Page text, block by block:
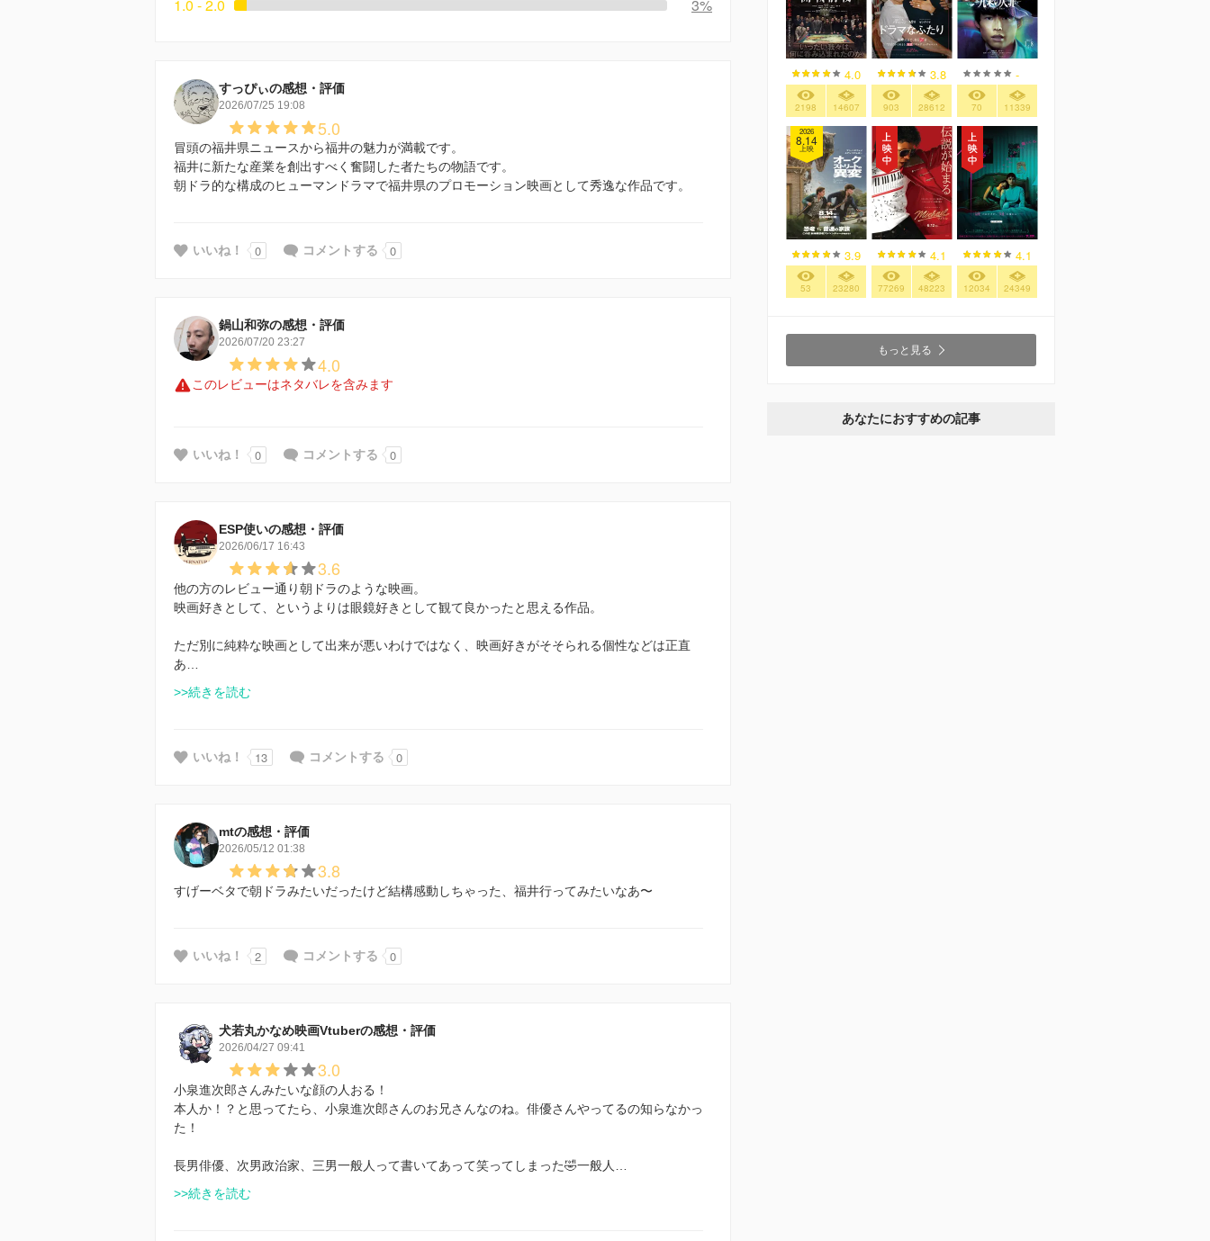
1.0 - 2.0
3%
すっぴぃの感想・評価
2026/07/25 19:08
5.0
冒頭の福井県ニュースから福井の魅力が満載です。
福井に新たな産業を創出すべく奮闘した者たちの物語です。
朝ドラ的な構成のヒューマンドラマで福井県のプロモーション映画として秀逸な作品です。
いいね！ 0 コメントする 0
鍋山和弥の感想・評価
2026/07/20 23:27
4.0
このレビューはネタバレを含みます
いいね！ 0 コメントする 0
ESP使いの感想・評価
2026/06/17 16:43
3.6
他の方のレビュー通り朝ドラのような映画。
映画好きとして、というよりは眼鏡好きとして観て良かったと思える作品。
ただ別に純粋な映画として出来が悪いわけではなく、映画好きがそそられる個性などは正直
あ…
>>続きを読む
いいね！ 13 コメントする 0
mtの感想・評価
2026/05/12 01:38
3.8
すげーベタで朝ドラみたいだったけど結構感動しちゃった、福井行ってみたいなあ〜
いいね！ 2 コメントする 0
犬若丸かなめ映画Vtuberの感想・評価
2026/04/27 09:41
3.0
小泉進次郎さんみたいな顔の人おる！
本人か！？と思ってたら、小泉進次郎さんのお兄さんなのね。俳優さんやってるの知らなかっ
た！
長男俳優、次男政治家、三男一般人って書いてあって笑ってしまった🤣一般人…
>>続きを読む
4.0
2198 14607
3.8
903 28612
-
70 11339
2026
8.14
上映
3.9
53 23280
4.1
77269 48223
4.1
12034 24349
もっと見る
あなたにおすすめの記事